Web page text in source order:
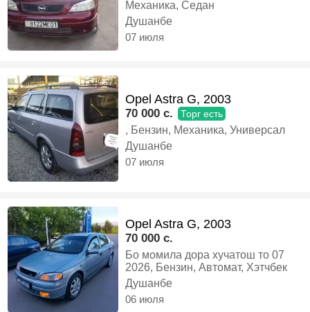
Механика, Седан
Душанбе
07 июля
Opel Astra G, 2003
70 000 c. Торг есть
, Бензин, Механика, Универсал
Душанбе
07 июля
Opel Astra G, 2003
70 000 c.
Бо момила дора хучатош то 07
2026, Бензин, Автомат, Хэтчбек
Душанбе
06 июля